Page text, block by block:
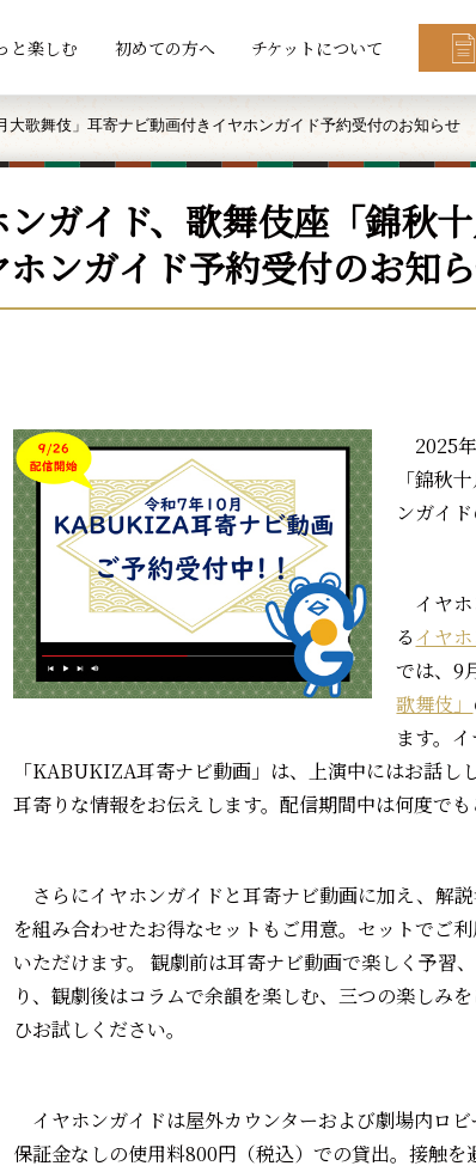
と楽しむ 初めての方へ チケットについて
大歌舞伎」耳寄ナビ動画付きイヤホンガイド予約受付のお知らせ
ガイド、歌舞伎座「錦秋
ンガイド予約受付のお知
2025
「錦秋
ンガイ
イヤホ
るイヤ
では、9
歌舞伎」
ます。
「KABUKIZA耳寄ナビ動画」は、上演中にはお話し
耳寄りな情報をお伝えします。配信期間中は何度でも
さらにイヤホンガイドと耳寄ナビ動画に加え、解
を組み合わせたお得なセットもご用意。セットでご
いただけます。 観劇前は耳寄ナビ動画で楽しく予習
り、観劇後はコラムで余韻を楽しむ、三つの楽しみ
ひお試しください。
イヤホンガイドは屋外カウンターおよび劇場内ロ
保証金なしの使用料800円（税込）での貸出。接触